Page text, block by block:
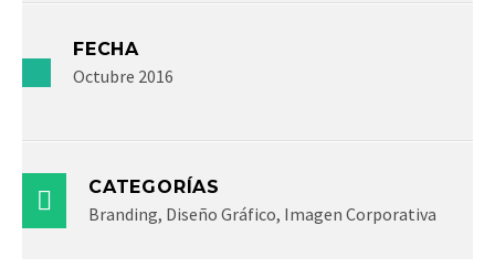
FECHA
Octubre 2016
CATEGORÍAS
Branding, Diseño Gráfico, Imagen Corporativa